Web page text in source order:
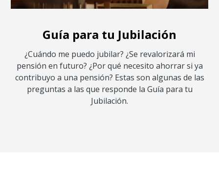
Guía para tu Jubilación
¿Cuándo me puedo jubilar? ¿Se revalorizará mi
pensión en futuro? ¿Por qué necesito ahorrar si ya
contribuyo a una pensión? Estas son algunas de las
preguntas a las que responde la Guía para tu
Jubilación.